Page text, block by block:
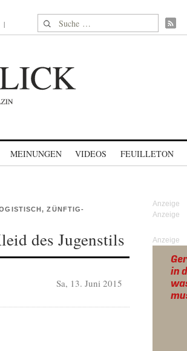
Suche nach:
MEINUNGEN VIDEOS FEUILLETON
ZÜNFTIG-
des Jugenstils
Sa, 13. Juni 2015
Anzeige